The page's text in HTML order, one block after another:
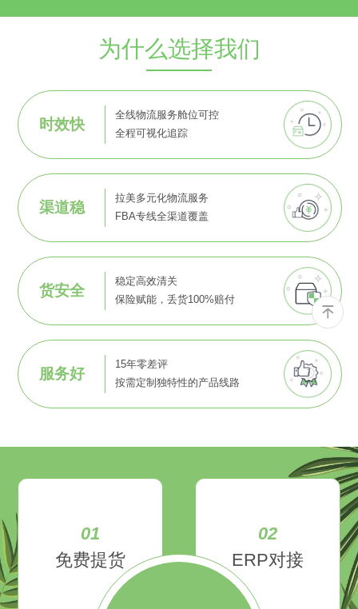
为什么选择我们
时效快
全线物流服务舱位可控
全程可视化追踪
渠道稳
拉美多元化物流服务
FBA专线全渠道覆盖
货安全
稳定高效清关
保险赋能，丢货100%赔付
服务好
15年零差评
按需定制独特性的产品线路
01
免费提货
02
ERP对接